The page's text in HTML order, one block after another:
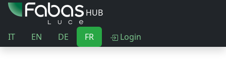
HUB
IT EN DE FR Login